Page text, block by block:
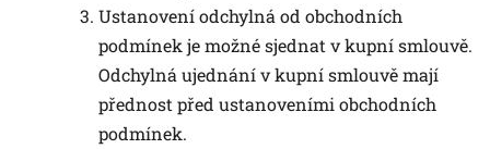
Ustanovení odchylná od obchodních
podmínek je možné sjednat v kupní smlouvě.
Odchylná ujednání v kupní smlouvě mají
přednost před ustanoveními obchodních
podmínek.